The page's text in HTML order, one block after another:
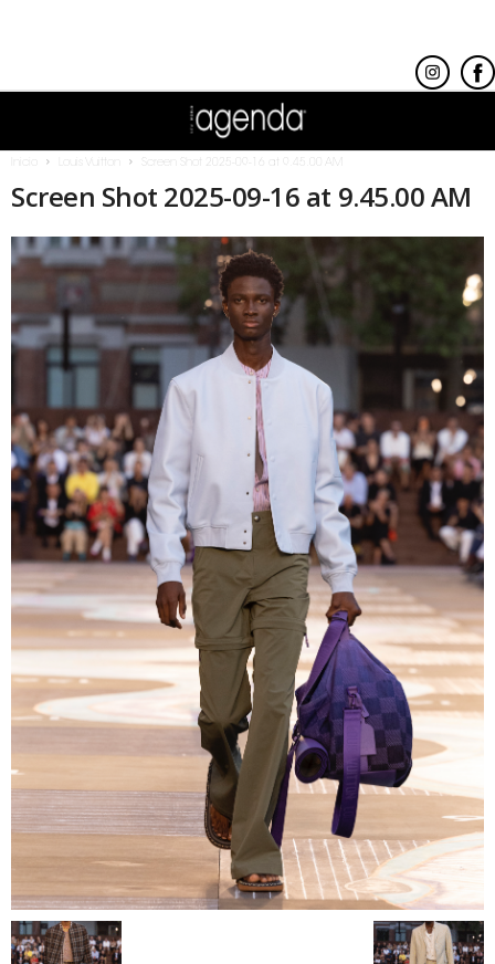
Louis Vuitton Screen Shot 2025-09-16 at 9.45.00 AM
Screen Shot 2025-09-16 at 9.45.00 AM